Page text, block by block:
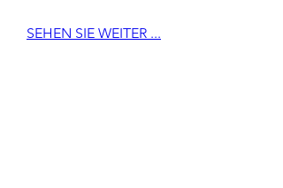
SEHEN SIE WEITER ...